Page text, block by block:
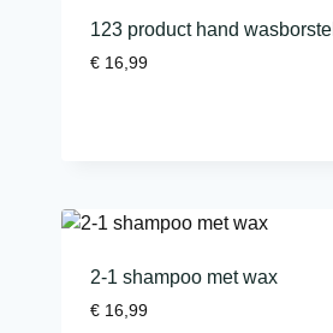
123 product hand wasborstel
€ 16,99
2-1 shampoo met wax
€ 16,99